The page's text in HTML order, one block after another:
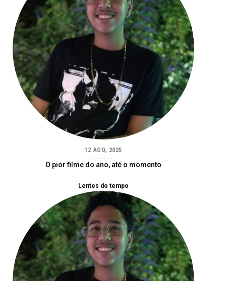
12 AGO, 2025
O pior filme do ano, até o momento
Lentes do tempo